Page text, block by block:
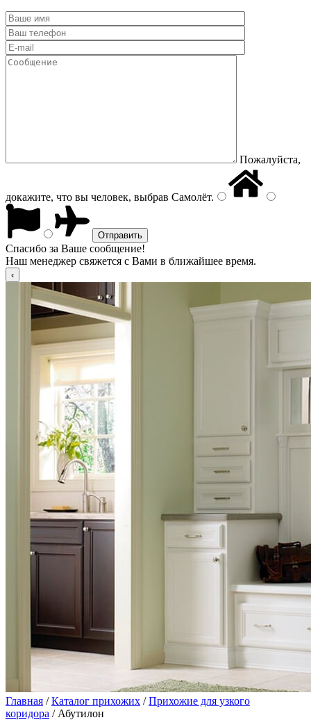
Пожалуйста,
докажите, что вы человек, выбрав Самолёт.
Спасибо за Ваше сообщение!
Наш менеджер свяжется с Вами в ближайшее время.
Главная /Каталог прихожих /Прихожие для узкого
коридора / Абутилон